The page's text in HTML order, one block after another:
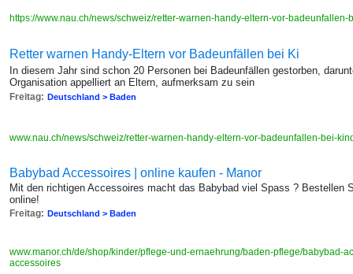
https://www.nau.ch/news/schweiz/retter-warnen-handy-eltern-vor-
Retter warnen Handy-Eltern vor Badeunfällen bei Ki
In diesem Jahr sind schon 20 Personen bei Badeunfällen gestorben,
Organisation appelliert an Eltern, aufmerksam zu sein
Freitag: Deutschland > Baden
www.nau.ch/news/schweiz/retter-warnen-handy-eltern-vor-badeunfallen-bei-
Babybad Accessoires | online kaufen - Manor
Mit den richtigen Accessoires macht das Babybad viel Spass ? Bestellen
online!
Freitag: Deutschland > Baden
www.manor.ch/de/shop/kinder/pflege-und-ernaehrung/baden-pflege/babybad-
accessoires